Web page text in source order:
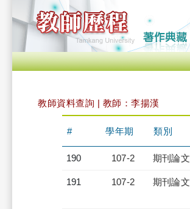
教師資料查詢 | 教師：李揚漢
# 學年期 類別
190 107-2 期刊論文
191 107-2 期刊論文